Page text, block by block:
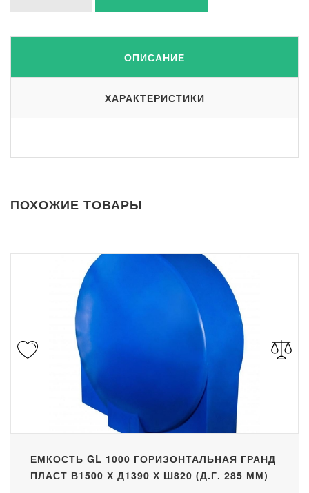
ОПИСАНИЕ
ХАРАКТЕРИСТИКИ
ПОХОЖИЕ ТОВАРЫ
ЕМКОСТЬ GL 1000 ГОРИЗОНТАЛЬНАЯ ГРАНД
ПЛАСТ В1500 Х Д1390 Х Ш820 (Д.Г. 285 ММ)